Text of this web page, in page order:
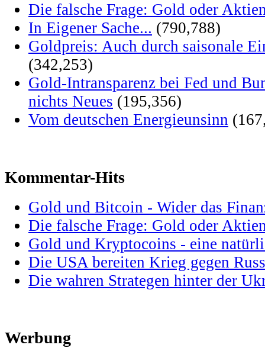
Die falsche Frage: Gold oder
In Eigener Sache... (790,788)
Goldpreis: Auch durch saisonale
(342,253)
Gold-Intransparenz bei Fed und
nichts Neues (195,356)
Vom deutschen Energieunsinn
Kommentar-Hits
Gold und Bitcoin - Wider das
Die falsche Frage: Gold oder
Gold und Kryptocoins - eine
Die USA bereiten Krieg gegen
Die wahren Strategen hinter der
Werbung